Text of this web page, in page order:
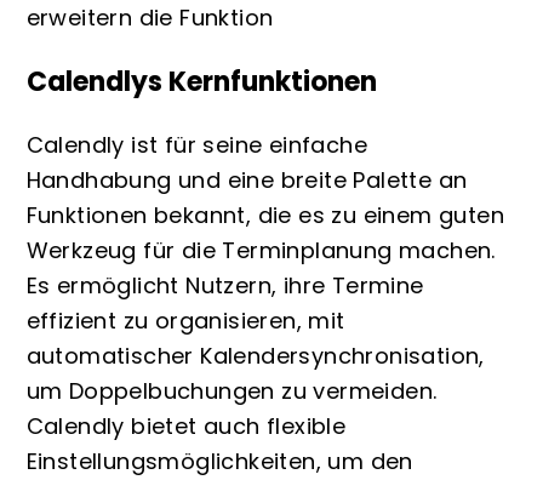
erweitern die Funktion
Calendlys Kernfunktionen
Calendly ist für seine einfache
Handhabung und eine breite Palette an
Funktionen bekannt, die es zu einem guten
Werkzeug für die Terminplanung machen.
Es ermöglicht Nutzern, ihre Termine
effizient zu organisieren, mit
automatischer Kalendersynchronisation,
um Doppelbuchungen zu vermeiden.
Calendly bietet auch flexible
Einstellungsmöglichkeiten, um den